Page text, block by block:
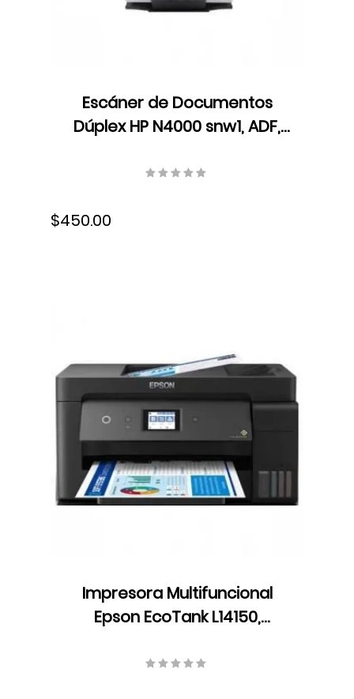
Escáner de Documentos
Dúplex HP N4000 snw1, ADF,
ppm/80 ipm, Resolución 600
$450.00
Impresora Multifuncional
Epson EcoTank L14150,
1200 dpi, Dúplex, USB, Wifi,